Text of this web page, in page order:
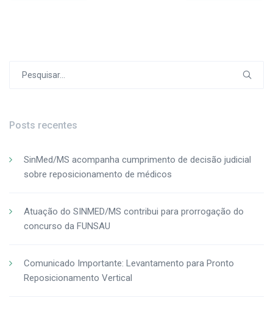
Posts recentes
SinMed/MS acompanha cumprimento de decisão judicial
sobre reposicionamento de médicos
Atuação do SINMED/MS contribui para prorrogação do
concurso da FUNSAU
Comunicado Importante: Levantamento para Pronto
Reposicionamento Vertical